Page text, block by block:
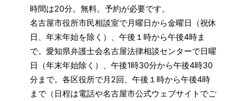
時間は20分。無料。予約が必要です。
名古屋市役所市民相談室で月曜日から金曜日（祝休
日、年末年始を除く）、午後１時から午後4時ま
で。愛知県弁護士会名古屋法律相談センターで日曜
日（年末年始除く）、午後1時30分から午後4時30
分まで。各区役所で月2回、午後１時から午後4時
まで（日程は電話や名古屋市公式ウェブサイトでご